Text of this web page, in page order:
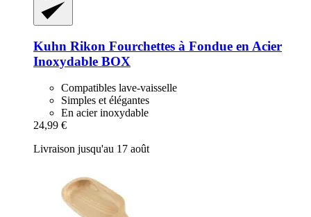
Kuhn Rikon Fourchettes à Fondue en Acier
Inoxydable BOX
Compatibles lave-vaisselle
Simples et élégantes
En acier inoxydable
24,99 €
Livraison jusqu'au 17 août